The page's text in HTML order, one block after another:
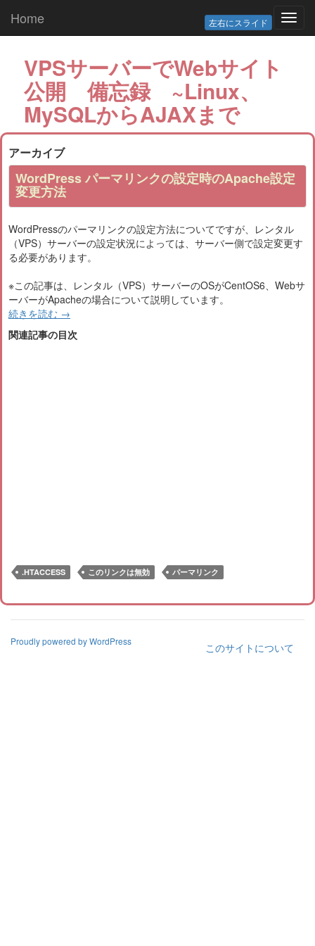
Home 左右にスライド
VPSサーバーでWebサイト
公開 備忘録 ~Linux、
MySQLからAJAXまで
アーカイブ
WordPress パーマリンクの設定時のApache設定
変更方法
WordPressのパーマリンクの設定方法についてですが、レンタル
（VPS）サーバーの設定状況によっては、サーバー側で設定変更す
る必要があります。
※この記事は、レンタル（VPS）サーバーのOSがCentOS6、Webサ
ーバーがApacheの場合について説明しています。
続きを読む →
関連記事の目次
.HTACCESS このリンクは無効 パーマリンク
このサイトについて
Proudly powered by WordPress